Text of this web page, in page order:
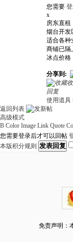
您需要
x
房东直租
烟台开发
适合各种
商铺已隔
冰点价格
分享到:
回复
使用道具
返回列表
高级模式
B Color Image Link Quote
您需要登录后才可以回帖
本版积分规则 发表回复
免责声明：